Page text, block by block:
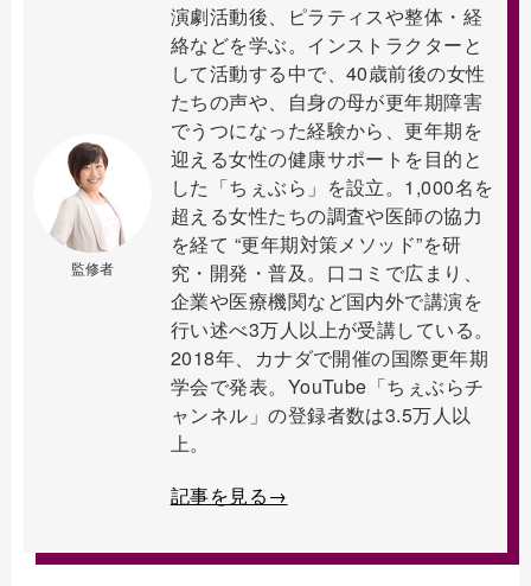
監修者
演劇活動後、ピラティスや整体・経
絡などを学ぶ。インストラクターと
して活動する中で、40歳前後の女性
たちの声や、自身の母が更年期障害
でうつになった経験から、更年期を
迎える女性の健康サポートを目的と
した「ちぇぶら」を設立。1,000名を
超える女性たちの調査や医師の協力
を経て “更年期対策メソッド”を研
究・開発・普及。口コミで広まり、
企業や医療機関など国内外で講演を
行い述べ3万人以上が受講している。
2018年、カナダで開催の国際更年期
学会で発表。YouTube「ちぇぶらチ
ャンネル」の登録者数は3.5万人以
上。
記事を見る→